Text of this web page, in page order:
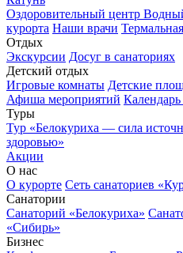
Оздоровительный центр
курорта Наши врачи
Отдых
Экскурсии Досуг в санаториях
Детский отдых
Игровые комнаты Детские
Афиша мероприятий
Туры
Тур «Белокуриха — сила
здоровью»
Акции
О нас
О курорте Сеть санаториев
Санатории
Санаторий «Белокуриха»
«Сибирь»
Бизнес